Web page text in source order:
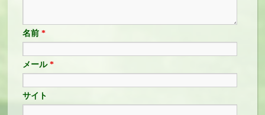
名前*
メール*
サイト